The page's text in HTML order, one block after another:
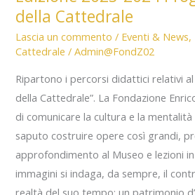
della Cattedrale
Lascia un commento / Eventi & News,
Cattedrale /Admin@FondZ02
Ripartono i percorsi didattici relativi
della Cattedrale”. La Fondazione
di comunicare la cultura e la
saputo costruire opere così grandi,
approfondimento al Museo e lezioni
immagini si indaga, da sempre, il
realtà del suo tempo: un patrimonio